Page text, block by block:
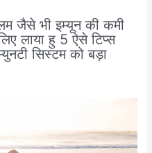
जैसे भी इम्यून की कमी
लाया हु 5 ऐसे टिप्स
सिस्टम को बड़ा